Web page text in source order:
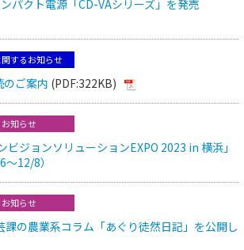
パクト電源「CD-VAシリーズ」を発売
するお知らせ
のご案内 (PDF:322KB)
お知らせ
ビジョンソリューションEXPO 2023 in 横浜」
12/8）
お知らせ
課の農業系コラム「あぐり徒然日記」を公開し